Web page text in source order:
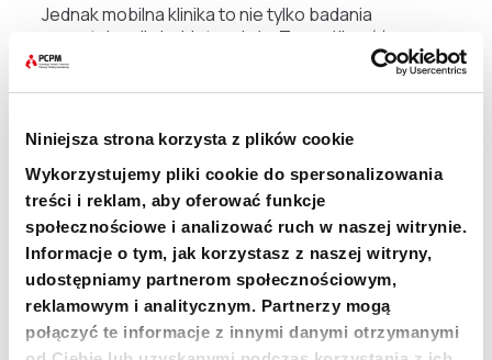
Niniejsza strona korzysta z plików cookie
Wykorzystujemy pliki cookie do spersonalizowania
treści i reklam, aby oferować funkcje
społecznościowe i analizować ruch w naszej witrynie.
Informacje o tym, jak korzystasz z naszej witryny,
udostępniamy partnerom społecznościowym,
reklamowym i analitycznym. Partnerzy mogą
połączyć te informacje z innymi danymi otrzymanymi
Jednak mobilna klinika to nie tylko badania
prenatalne dla kobiet w ciąży. To możliwość
przeprowadzania badań laboratoryjnych, ale
przede wszystkim pogłębiona profilaktyka tak
kardiologicznymi, nowotworowymi i nadciśnieniem
tętniczym.W ramach realizowanych projektów do
końca 2024 Fundacja PCPM planuje przebadać co
najmniej 12,5 tys. osób.
„Nowy pojazd będzie wspierał PMRS w realizacji
działań mobilnych przychodni oraz w świadczeniu
usług podstawowej opieki zdrowotnej dla
najbardziej narażonych społeczności. Pojazd
zwiększy dostęp w wiejskich, zmarginalizowanych i